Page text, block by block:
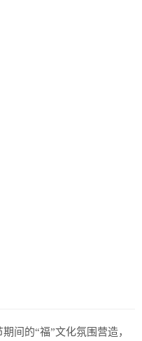
间的“福”文化氛围营造，